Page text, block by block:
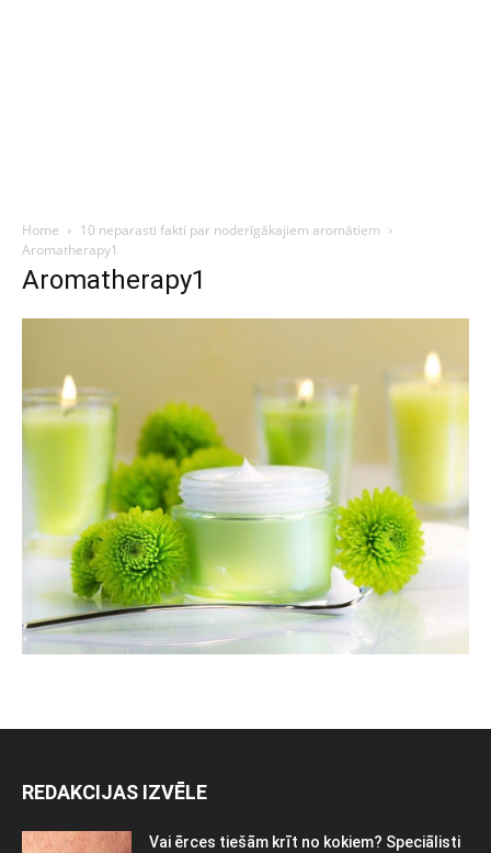
Home
10 neparasti fakti par noderīgākajiem aromātiem
Aromatherapy1
Aromatherapy1
REDAKCIJAS IZVĒLE
Vai ērces tiešām krīt no kokiem? Speciālisti